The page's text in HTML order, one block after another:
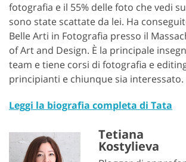
fotografia e il 55% delle foto che vedi
sono state scattate da lei. Ha
Belle Arti in Fotografia presso il
of Art and Design. È la principale
team e tiene corsi di fotografia e
principianti e chiunque sia interessato.
Leggi la biografia completa di Tata
Tetiana
Kostylieva